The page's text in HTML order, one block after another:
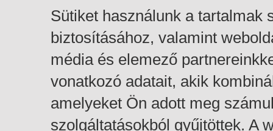
Sütiket használunk a tartalmak
biztosításához, valamint
média és elemező
vonatkozó adatait, akik
amelyeket Ön adott meg
szolgáltatásokból gyűjtöttek. A